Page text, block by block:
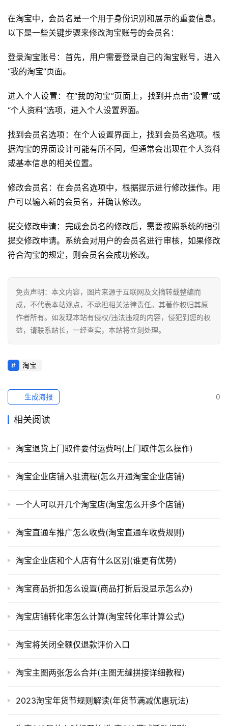
全
球
店
境
百
社
媒
销
境
导
航
在淘宝中，会员名是一个用于身份识别和展示的重要信息。
以下是一些关键步骤来修改淘宝账号的会员名：
登录淘宝账号：首先，用户需要登录自己的淘宝账号，进入
“我的淘宝”页面。
进入个人设置：在“我的淘宝”页面上，找到并点击“设置”或
“个人资料”选项，进入个人设置界面。
找到会员名选项：在个人设置界面上，找到会员名选项。根
据淘宝的界面设计可能有所不同，但通常会出现在个人资料
或基本信息的相关位置。
修改会员名：在会员名选项中，根据提示进行修改操作。用
户可以输入新的会员名，并确认修改。
提交修改申请：完成会员名的修改后，需要按照系统的指引
提交修改申请。系统会对用户的会员名进行审核，如果修改
符合淘宝的规定，则会员名会成功修改。
免责声明：本文内容，图片来源于互联网及文摘转载整编而
成，不代表本站观点，不承担相关法律责任。其著作权归其原
作者所有。如发现本站有侵权/违法违规的内容，侵犯到您的权
益，请联系站长，一经查实，本站将立刻处理。
淘宝
0
生成海报
相关阅读
淘宝退货上门取件要付运费吗(上门取件怎么操作)
淘宝企业店铺入驻流程(怎么开通淘宝企业店铺)
一个人可以开几个淘宝店(淘宝怎么开多个店铺)
淘宝直通车推广怎么收费(淘宝直通车收费规则)
淘宝企业店和个人店有什么区别(谁更有优势)
淘宝商品折扣怎么设置(商品打折后没显示怎么办)
淘宝店铺转化率怎么计算(淘宝转化率计算公式)
淘宝将关闭全额仅退款评价入口
淘宝主图两张怎么合并(主图无缝拼接详细教程)
2023淘宝年货节规则解读(年货节满减优惠玩法)